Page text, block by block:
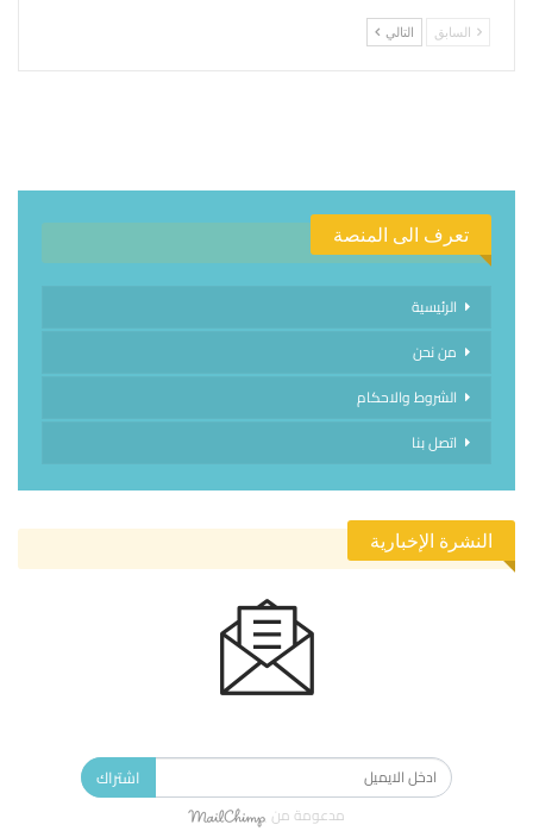
السابق التالي
تعرف الى المنصة
الرئيسية
من نحن
الشروط والاحكام
اتصل بنا
النشرة الإخبارية
اشتراك
مدعومة من